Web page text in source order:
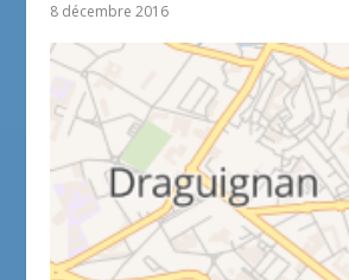
8 décembre 2016